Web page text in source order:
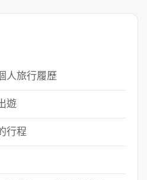
人旅行履歷
遊
行程